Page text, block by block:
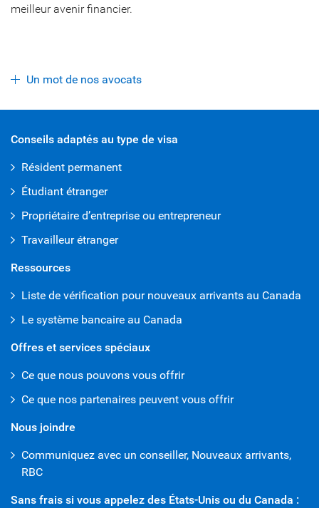
meilleur avenir financier.
Un mot de nos avocats
Conseils adaptés au type de visa
Résident permanent
Étudiant étranger
Propriétaire d’entreprise ou entrepreneur
Travailleur étranger
Ressources
Liste de vérification pour nouveaux arrivants au Canada
Le système bancaire au Canada
Offres et services spéciaux
Ce que nous pouvons vous offrir
Ce que nos partenaires peuvent vous offrir
Nous joindre
Communiquez avec un conseiller, Nouveaux arrivants,
RBC
Sans frais si vous appelez des États-Unis ou du Canada :